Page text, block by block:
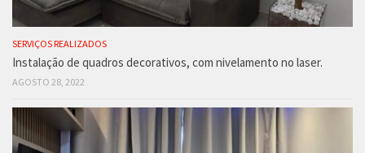
SERVIÇOS REALIZADOS
Instalação de quadros decorativos, com nivelamento no laser.
AGOSTO 28, 2022